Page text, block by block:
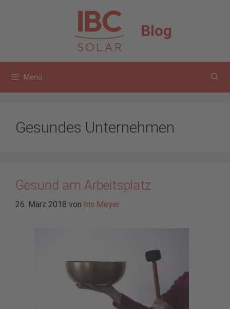
Blog
Menü
Gesundes Unternehmen
Gesund am Arbeitsplatz
26. März 2018 von Iris Meyer